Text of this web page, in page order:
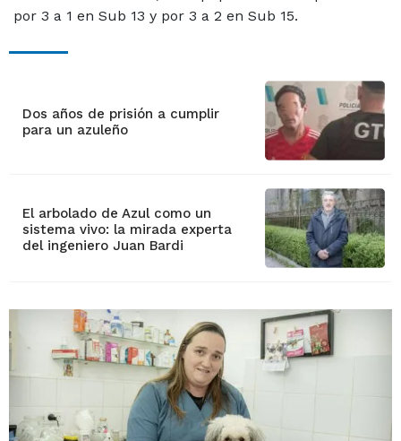
por 3 a 1 en Sub 13 y por 3 a 2 en Sub 15.
Dos años de prisión a cumplir
para un azuleño
El arbolado de Azul como un
sistema vivo: la mirada experta
del ingeniero Juan Bardi